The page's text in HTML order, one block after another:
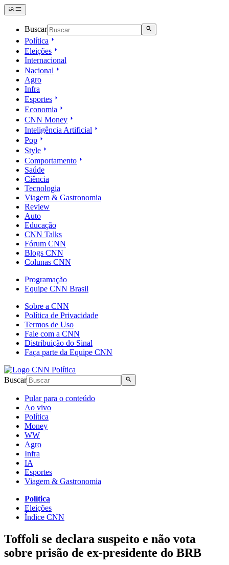
Buscar
Política
Eleições
Internacional
Nacional
Agro
Infra
Esportes
Economia
CNN Money
Inteligência Artificial
Pop
Style
Comportamento
Saúde
Ciência
Tecnologia
Viagem & Gastronomia
Review
Auto
Educação
CNN Talks
Fórum CNN
Blogs CNN
Colunas CNN
Programação
Equipe CNN Brasil
Sobre a CNN
Política de Privacidade
Termos de Uso
Fale com a CNN
Distribuição do Sinal
Faça parte da Equipe CNN
Buscar
Pular para o conteúdo
Ao vivo
Política
Money
WW
Agro
Infra
IA
Esportes
Viagem & Gastronomia
Política
Eleições
Índice CNN
Toffoli se declara suspeito e não vota
sobre prisão de ex-presidente do BRB